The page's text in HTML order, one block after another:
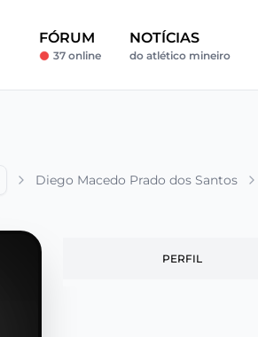
FÓRUM
37 online
NOTÍCIAS
do atlético mineiro
Diego Macedo Prado dos Santos
PERFIL